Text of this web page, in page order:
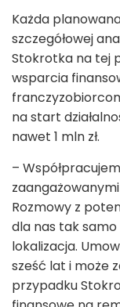
Każda
szczegółowej
Stokrotka na tej
wsparcia
na start
nawet 1 mln zł.
–
Rozmowy z
dla nas tak samo
lokalizacja.
sześć lat i może
przypadku